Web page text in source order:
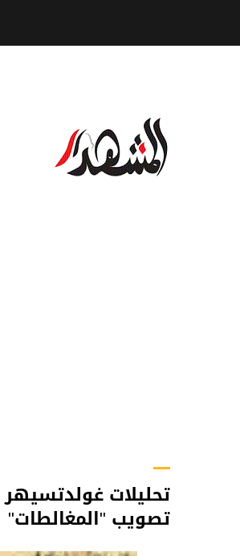
تحليلات
تصويب "المغالطات"